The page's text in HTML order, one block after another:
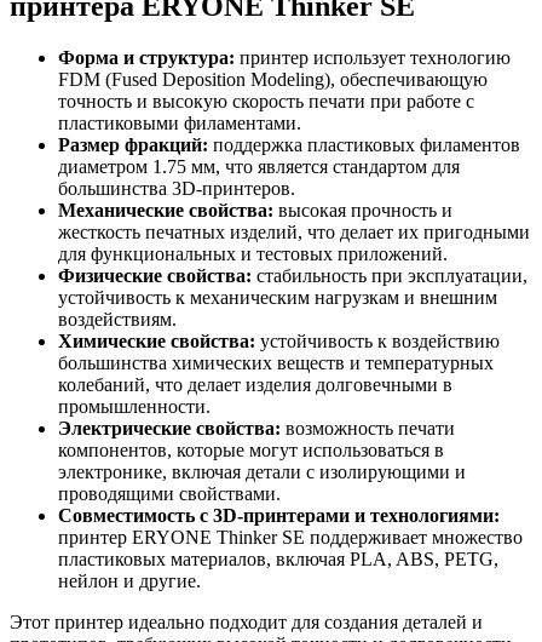
Форма и структура: принтер использует технологию
FDM (Fused Deposition Modeling), обеспечивающую
точность и высокую скорость печати при работе с
пластиковыми филаментами.
Размер фракций: поддержка пластиковых филаментов
диаметром 1.75 мм, что является стандартом для
большинства 3D-принтеров.
Механические свойства: высокая прочность и
жесткость печатных изделий, что делает их пригодными
для функциональных и тестовых приложений.
Физические свойства: стабильность при эксплуатации,
устойчивость к механическим нагрузкам и внешним
воздействиям.
Химические свойства: устойчивость к воздействию
большинства химических веществ и температурных
колебаний, что делает изделия долговечными в
промышленности.
Электрические свойства: возможность печати
компонентов, которые могут использоваться в
электронике, включая детали с изолирующими и
проводящими свойствами.
Совместимость с 3D-принтерами и технологиями:
принтер ERYONE Thinker SE поддерживает множество
пластиковых материалов, включая PLA, ABS, PETG,
нейлон и другие.
Этот принтер идеально подходит для создания деталей и